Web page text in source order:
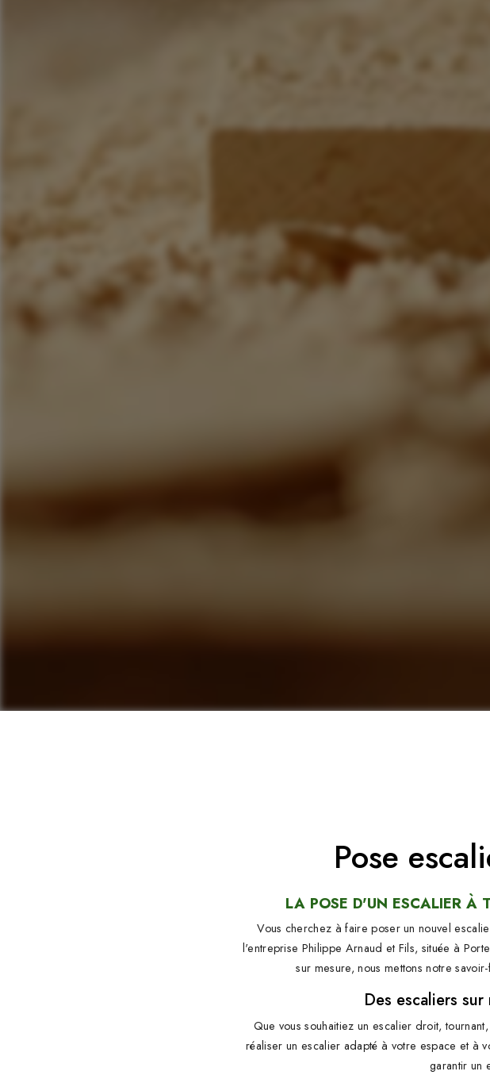
Pose
LA POSE D'UN ESCALIER À
Vous cherchez à faire poser un nouvel
l'entreprise Philippe Arnaud et Fils, située à
sur mesure, nous mettons notre
Des escaliers
Que vous souhaitiez un escalier droit,
réaliser un escalier adapté à votre espace et à
garantir un